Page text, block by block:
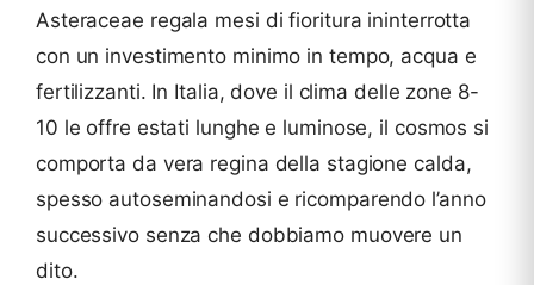
Asteraceae regala mesi di fioritura ininterrotta
con un investimento minimo in tempo, acqua e
fertilizzanti. In Italia, dove il clima delle zone 8-
10 le offre estati lunghe e luminose, il cosmos si
comporta da vera regina della stagione calda,
spesso autoseminandosi e ricomparendo l’anno
successivo senza che dobbiamo muovere un
dito.